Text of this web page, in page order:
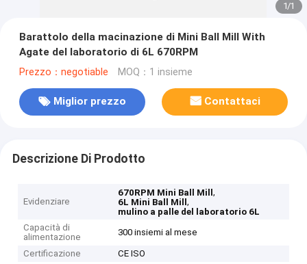
1/1
Barattolo della macinazione di Mini Ball Mill With
Agate del laboratorio di 6L 670RPM
Prezzo：negotiable MOQ：1 insieme
Miglior prezzo Contattaci
Descrizione Di Prodotto
Evidenziare
670RPM Mini Ball Mill,
6L Mini Ball Mill,
mulino a palle del laboratorio 6L
Capacità di
alimentazione
300 insiemi al mese
Certificazione
CE ISO